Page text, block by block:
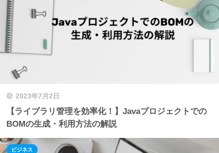
2023年7月2日
【ライブラリ管理を効率化！】Javaプロジェクトでの
BOMの生成・利用方法の解説
ビジネス